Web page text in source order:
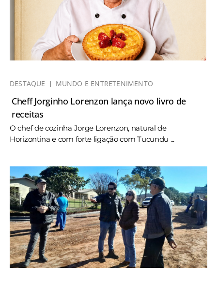
DESTAQUE MUNDO E ENTRETENIMENTO
Cheff Jorginho Lorenzon lança novo livro de
receitas
O chef de cozinha Jorge Lorenzon, natural de
Horizontina e com forte ligação com Tucundu ...